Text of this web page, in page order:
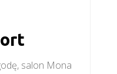
salon Mona